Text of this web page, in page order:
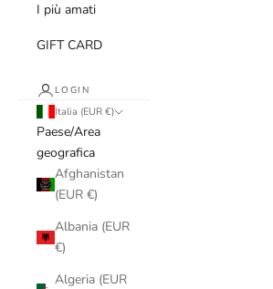
I più amati
GIFT CARD
LOGIN
Italia (EUR €)
Paese/Area
geografica
Afghanistan
(EUR €)
Albania (EUR
€)
Algeria (EUR